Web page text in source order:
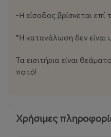
Την Πέμπτη 8 Οκτωβρίου, η
γεγονότα της χρονιάς. Be
Προπώληση: 25€
Ταμείο: 30€
-Η είσοδος βρίσκεται
*H κατανάλωση δεν είναι
Τα εισιτήρια είναι
ποτό!
Χρήσιμες